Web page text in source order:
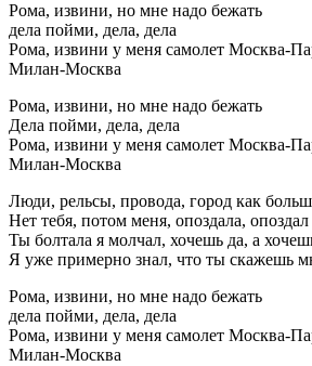
Рома, извини, но мне надо бежать
дела пойми, дела, дела
Рома, извини у меня самолет Москва-
Милан-Москва
Рома, извини, но мне надо бежать
Дела пойми, дела, дела
Рома, извини у меня самолет Москва-
Милан-Москва
Люди, рельсы, провода, город как
Нет тебя, потом меня, опоздала, опоздал
Ты болтала я молчал, хочешь да, а
Я уже примерно знал, что ты скажешь
Рома, извини, но мне надо бежать
дела пойми, дела, дела
Рома, извини у меня самолет Москва-
Милан-Москва